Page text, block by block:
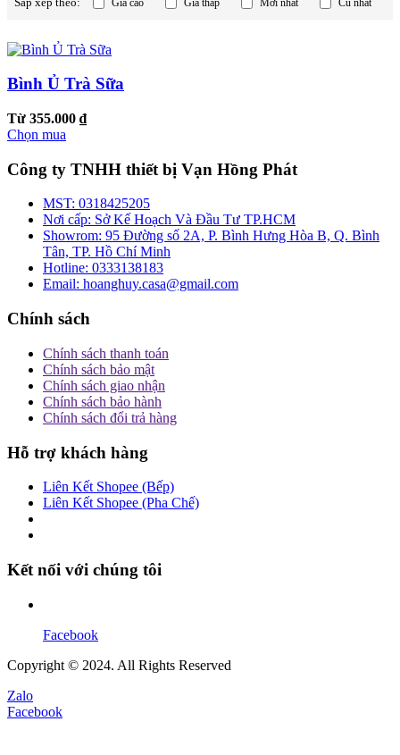
Giá cao Giá thấp Mới nhất Cũ nhất
Bình Ủ Trà Sữa
Từ 355.000 ₫
Chọn mua
Công ty TNHH thiết bị Vạn Hồng Phát
MST: 0318425205
Nơi cấp: Sở Kế Hoạch Và Đầu Tư TP.HCM
Showrom: 95 Đường số 2A, P. Bình Hưng Hòa B, Q. Bình
Tân, TP. Hồ Chí Minh
Hotline: 0333138183
Email: hoanghuy.casa@gmail.com
Chính sách
Chính sách thanh toán
Chính sách bảo mật
Chính sách giao nhận
Chính sách bảo hành
Chính sách đổi trả hàng
Hỗ trợ khách hàng
Liên Kết Shopee (Bếp)
Liên Kết Shopee (Pha Chế)
Kết nối với chúng tôi
Facebook
Copyright © 2024. All Rights Reserved
Zalo
Facebook